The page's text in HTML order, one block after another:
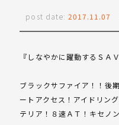
post date: 2017.11.07
『しなやかに躍動するＳＡＶ
ブラックサファイア！！後
ートアクセス！アイドリン
テリア！８速ＡＴ！キセノ